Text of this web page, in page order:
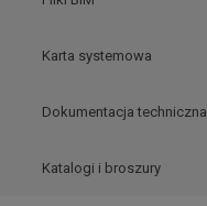
Karta systemowa
Dokumentacja techniczna
Katalogi i broszury